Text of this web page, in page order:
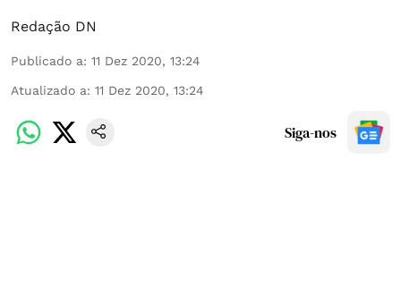
Redação DN
Publicado a: 11 Dez 2020, 13:24
Atualizado a: 11 Dez 2020, 13:24
Siga-nos